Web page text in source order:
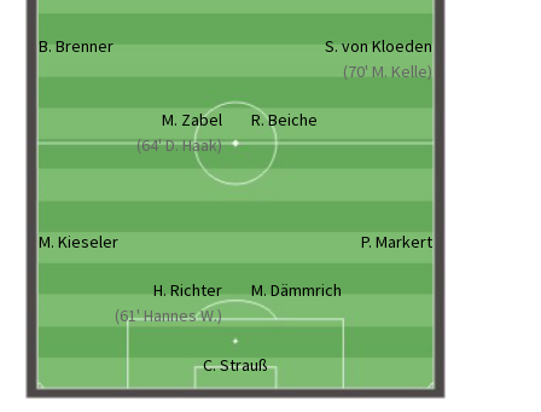
B. Brenner
S. von Kloeden
(70' M. Kelle)
M. Zabel
(64' D. Haak)
R. Beiche
M. Kieseler P. Markert
H. Richter
(61' Hannes W.)
M. Dämmrich
C. Strauß